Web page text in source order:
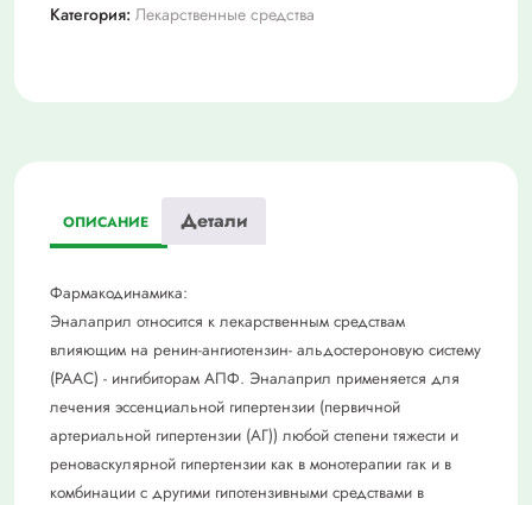
Категория: Лекарственные средства
ОПИСАНИЕ Детали
Фармакодинамика:
Эналаприл относится к лекарственным средствам
влияющим на ренин-ангиотензин- альдостероновую систему
(РААС) - ингибиторам АПФ. Эналаприл применяется для
лечения эссенциальной гипертензии (первичной
артериальной гипертензии (АГ)) любой степени тяжести и
реноваскулярной гипертензии как в монотерапии гак и в
комбинации с другими гипотензивными средствами в